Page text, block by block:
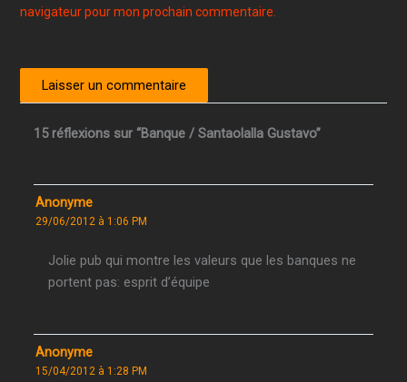
navigateur pour mon prochain commentaire.
15 réflexions sur “Banque / Santaolalla Gustavo”
Anonyme
29/06/2012 à 1:06 PM
Jolie pub qui montre les valeurs que les banques ne
portent pas: esprit d’équipe
Anonyme
15/04/2012 à 1:28 PM